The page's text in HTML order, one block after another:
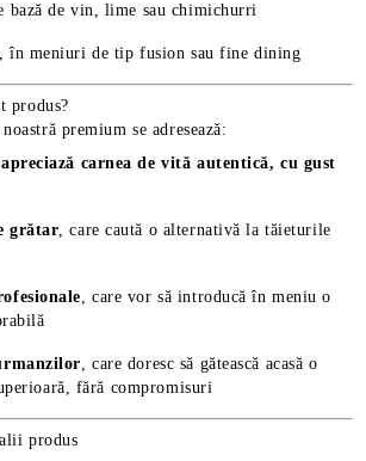
bază de vin, lime sau chimichurri
în meniuri de tip fusion sau fine dining
produs?
premium se adresează:
carnea de vită autentică, cu gust
grătar, care caută o alternativă la tăieturile
, care vor să introducă în meniu o
, care doresc să gătească acasă o
fără compromisuri
produs